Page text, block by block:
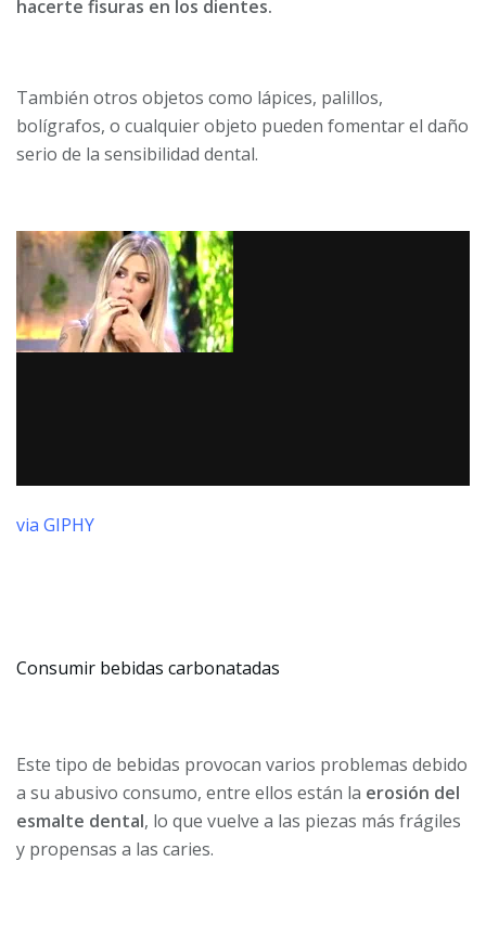
hacerte fisuras en los dientes.
También otros objetos como lápices, palillos,
bolígrafos, o cualquier objeto pueden fomentar el daño
serio de la sensibilidad dental.
via GIPHY
Consumir bebidas carbonatadas
Este tipo de bebidas provocan varios problemas debido
a su abusivo consumo, entre ellos están la erosión del
esmalte dental, lo que vuelve a las piezas más frágiles
y propensas a las caries.